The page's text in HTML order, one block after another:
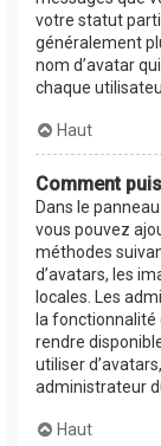
votre statut
généralement
nom d’avatar
chaque
Haut
Comment
Dans le
vous pouvez
méthodes
d’avatars, les
locales. Les
la fonctionnalité
rendre
utiliser
administrateur
Haut